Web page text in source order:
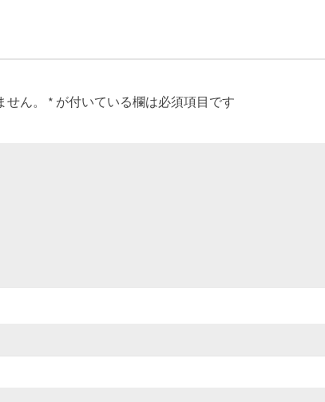
ん。 * が付いている欄は必須項目です